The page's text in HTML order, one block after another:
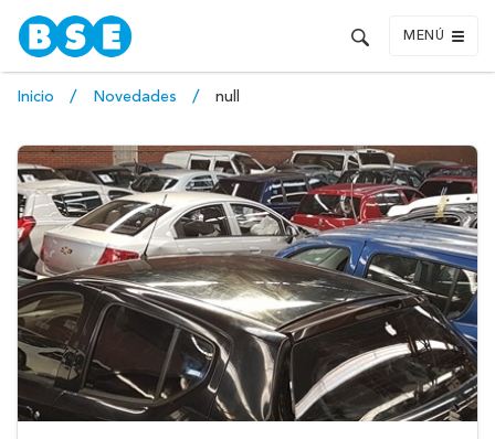
MENÚ
Inicio Novedades null